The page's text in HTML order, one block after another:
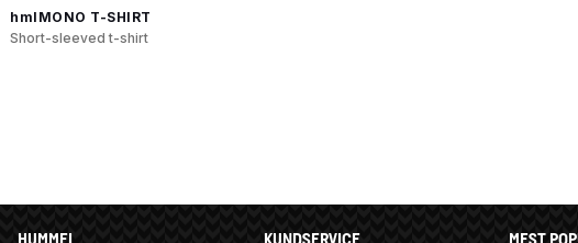
hmlMONO T-SHIRT
Short-sleeved t-shirt
HUMMEL KUNDSERVICE MEST